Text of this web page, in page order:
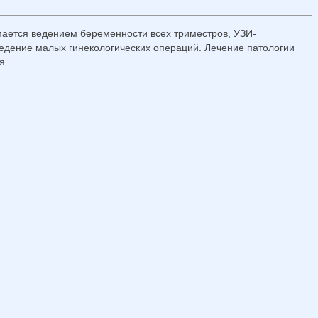
ведением беременности всех триместров, УЗИ-
малых гинекологических операций. Лечение патологии